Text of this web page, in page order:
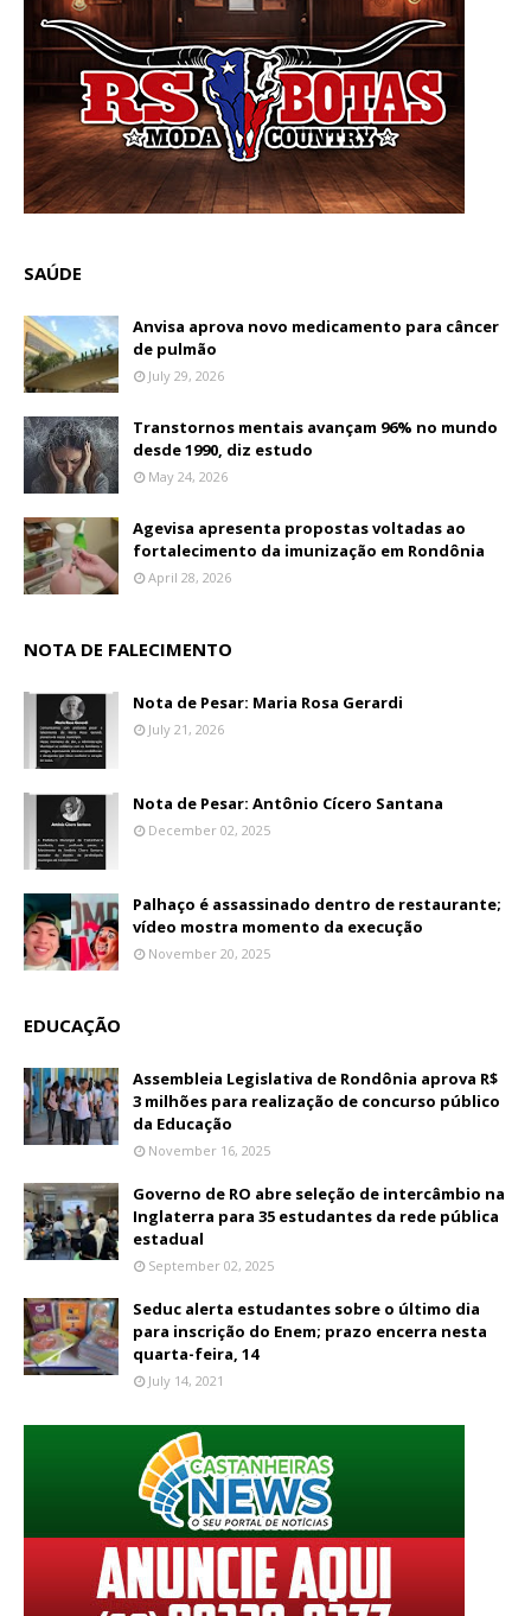
SAÚDE
Anvisa aprova novo medicamento para câncer
de pulmão
July 29, 2026
Transtornos mentais avançam 96% no mundo
desde 1990, diz estudo
May 24, 2026
Agevisa apresenta propostas voltadas ao
fortalecimento da imunização em Rondônia
April 28, 2026
NOTA DE FALECIMENTO
Nota de Pesar: Maria Rosa Gerardi
July 21, 2026
Nota de Pesar: Antônio Cícero Santana
December 02, 2025
Palhaço é assassinado dentro de restaurante;
vídeo mostra momento da execução
November 20, 2025
EDUCAÇÃO
Assembleia Legislativa de Rondônia aprova R$
3 milhões para realização de concurso público
da Educação
November 16, 2025
Governo de RO abre seleção de intercâmbio na
Inglaterra para 35 estudantes da rede pública
estadual
September 02, 2025
Seduc alerta estudantes sobre o último dia
para inscrição do Enem; prazo encerra nesta
quarta-feira, 14
July 14, 2021